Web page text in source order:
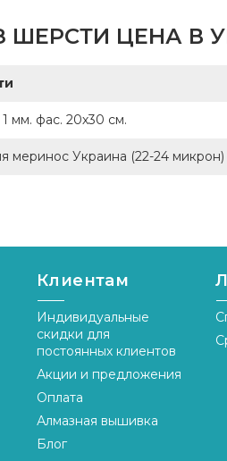
ШЕРСТИ ЦЕНА В
мм. фас. 20х30 см.
меринос Украина (22-24 микрон)
Клиентам
Индивидуальные
скидки для
постоянных клиентов
Акции и предложения
Оплата
Алмазная вышивка
Блог